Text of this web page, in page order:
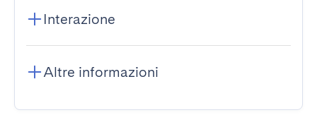
Interazione
Altre informazioni